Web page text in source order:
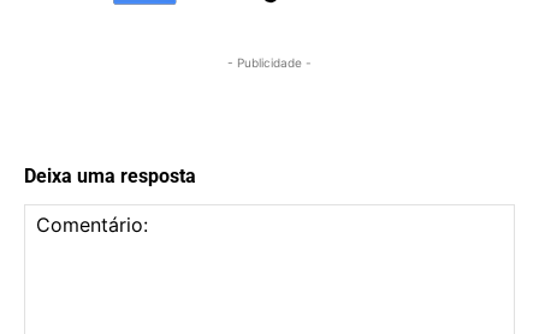
- Publicidade -
Deixa uma resposta